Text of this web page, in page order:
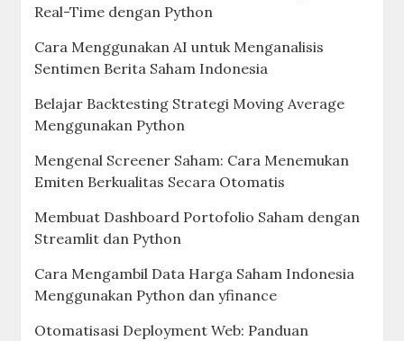
Real-Time dengan Python
Cara Menggunakan AI untuk Menganalisis
Sentimen Berita Saham Indonesia
Belajar Backtesting Strategi Moving Average
Menggunakan Python
Mengenal Screener Saham: Cara Menemukan
Emiten Berkualitas Secara Otomatis
Membuat Dashboard Portofolio Saham dengan
Streamlit dan Python
Cara Mengambil Data Harga Saham Indonesia
Menggunakan Python dan yfinance
Otomatisasi Deployment Web: Panduan